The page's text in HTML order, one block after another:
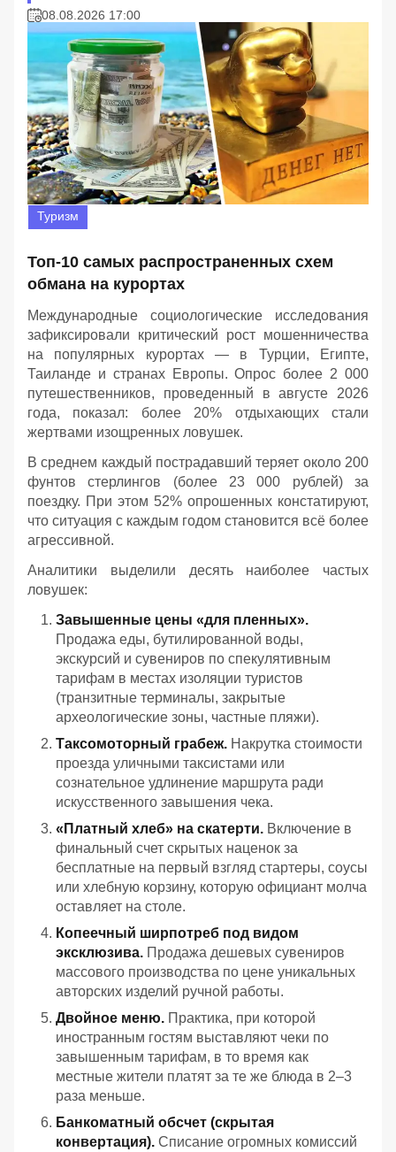
08.08.2026 17:00
Туризм
Топ-10 самых распространенных схем
обмана на курортах
Международные социологические исследования
зафиксировали критический рост мошенничества
на популярных курортах — в Турции, Египте,
Таиланде и странах Европы. Опрос более 2 000
путешественников, проведенный в августе 2026
года, показал: более 20% отдыхающих стали
жертвами изощренных ловушек.
В среднем каждый пострадавший теряет около 200
фунтов стерлингов (более 23 000 рублей) за
поездку. При этом 52% опрошенных констатируют,
что ситуация с каждым годом становится всё более
агрессивной.
Аналитики выделили десять наиболее частых
ловушек:
Завышенные цены «для пленных».
Продажа еды, бутилированной воды,
экскурсий и сувениров по спекулятивным
тарифам в местах изоляции туристов
(транзитные терминалы, закрытые
археологические зоны, частные пляжи).
Таксомоторный грабеж. Накрутка стоимости
проезда уличными таксистами или
сознательное удлинение маршрута ради
искусственного завышения чека.
«Платный хлеб» на скатерти. Включение в
финальный счет скрытых наценок за
бесплатные на первый взгляд стартеры, соусы
или хлебную корзину, которую официант молча
оставляет на столе.
Копеечный ширпотреб под видом
эксклюзива. Продажа дешевых сувениров
массового производства по цене уникальных
авторских изделий ручной работы.
Двойное меню. Практика, при которой
иностранным гостям выставляют чеки по
завышенным тарифам, в то время как
местные жители платят за те же блюда в 2–3
раза меньше.
Банкоматный обсчет (скрытая
конвертация). Списание огромных комиссий